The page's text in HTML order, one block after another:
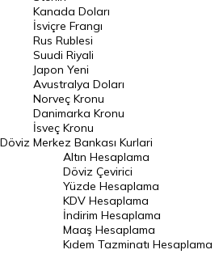
Frank Kuru
Riyal Kuru
Avustralya Doları
Danimarka Kronu Kuru
Kanada Doları Kuru
Norveç Kronu Kuru
İsveç Kronu Kuru
Japon Yeni Kuru
Serbest Piyasa Döviz Kurları
Merkez Bankası Döviz Kurları
Döviz
Kanada Doları
İsviçre Frangı
Rus Rublesi
Suudi Riyali
Japon Yeni
Avustralya Doları
Norveç Kronu
Danimarka Kronu
İsveç Kronu
Merkez Bankası Kurlari
Altın Hesaplama
Döviz Çevirici
Yüzde Hesaplama
KDV Hesaplama
İndirim Hesaplama
Maaş Hesaplama
Kıdem Tazminatı Hesaplama